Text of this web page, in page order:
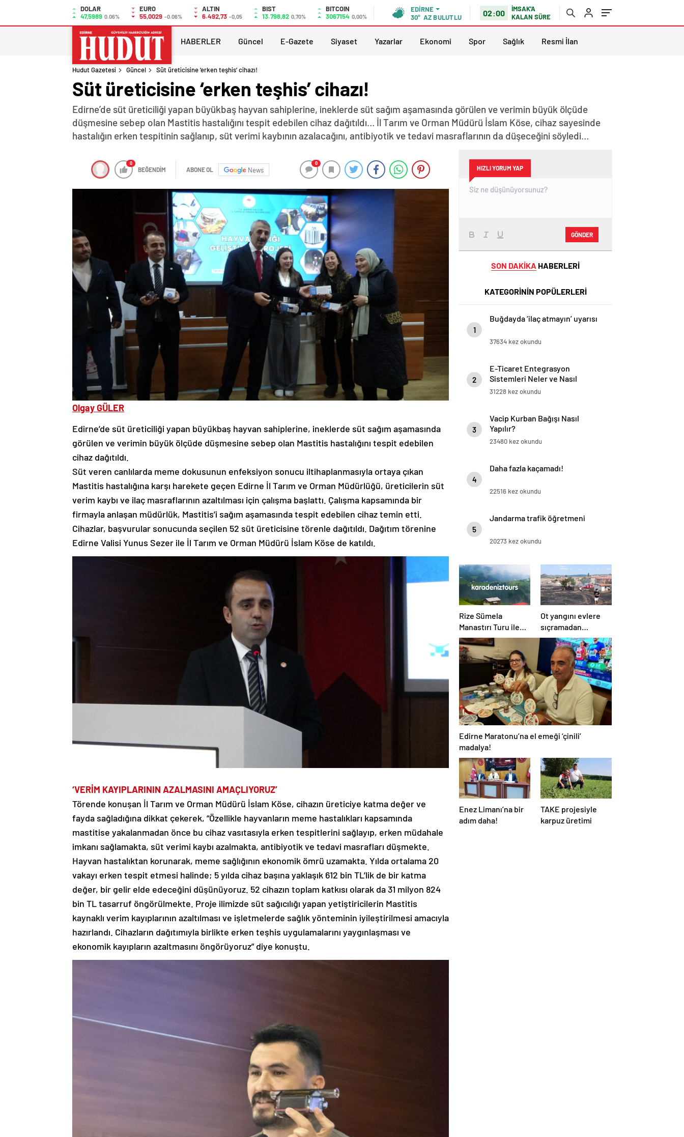
DOLAR
47,5989 0.06%
EURO
55,0029 -0.06%
ALTIN
6.492,73 -0,05
BIST
13.798,82 0,70%
BITCOIN
3067154 0,00%
EDIRNE
30° AZ BULUTLU 02:00
İMSAK'A
KALAN SÜRE
HABERLER Güncel E-Gazete Siyaset Yazarlar Ekonomi Spor Sağlık Resmi İlan
Hudut Gazetesi Güncel Süt üreticisine ‘erken teşhis’ cihazı!
Süt üreticisine ‘erken teşhis’ cihazı!
Edirne’de süt üreticiliği yapan büyükbaş hayvan sahiplerine, ineklerde süt sağım aşamasında görülen ve verimin büyük ölçüde
düşmesine sebep olan Mastitis hastalığını tespit edebilen cihaz dağıtıldı… İl Tarım ve Orman Müdürü İslam Köse, cihaz sayesinde
hastalığın erken tespitinin sağlanıp, süt verimi kaybının azalacağını, antibiyotik ve tedavi masraflarının da düşeceğini söyledi…
0
BEĞENDİM ABONE OL News
0
Olgay GÜLER
Edirne’de süt üreticiliği yapan büyükbaş hayvan sahiplerine, ineklerde süt sağım aşamasında
görülen ve verimin büyük ölçüde düşmesine sebep olan Mastitis hastalığını tespit edebilen
cihaz dağıtıldı.
Süt veren canlılarda meme dokusunun enfeksiyon sonucu iltihaplanmasıyla ortaya çıkan
Mastitis hastalığına karşı harekete geçen Edirne İl Tarım ve Orman Müdürlüğü, üreticilerin süt
verim kaybı ve ilaç masraflarının azaltılması için çalışma başlattı. Çalışma kapsamında bir
firmayla anlaşan müdürlük, Mastitis’i sağım aşamasında tespit edebilen cihaz temin etti.
Cihazlar, başvurular sonucunda seçilen 52 süt üreticisine törenle dağıtıldı. Dağıtım törenine
Edirne Valisi Yunus Sezer ile İl Tarım ve Orman Müdürü İslam Köse de katıldı.
‘VERİM KAYIPLARININ AZALMASINI AMAÇLIYORUZ’
Törende konuşan İl Tarım ve Orman Müdürü İslam Köse, cihazın üreticiye katma değer ve
fayda sağladığına dikkat çekerek, “Özellikle hayvanların meme hastalıkları kapsamında
mastitise yakalanmadan önce bu cihaz vasıtasıyla erken tespitlerini sağlayıp, erken müdahale
imkanı sağlamakta, süt verimi kaybı azalmakta, antibiyotik ve tedavi masrafları düşmekte.
Hayvan hastalıktan korunarak, meme sağlığının ekonomik ömrü uzamakta. Yılda ortalama 20
vakayı erken tespit etmesi halinde; 5 yılda cihaz başına yaklaşık 612 bin TL’lik de bir katma
değer, bir gelir elde edeceğini düşünüyoruz. 52 cihazın toplam katkısı olarak da 31 milyon 824
bin TL tasarruf öngörülmekte. Proje ilimizde süt sağıcılığı yapan yetiştiricilerin Mastitis
kaynaklı verim kayıplarının azaltılması ve işletmelerde sağlık yönteminin iyileştirilmesi amacıyla
hazırlandı. Cihazların dağıtımıyla birlikte erken teşhis uygulamalarını yaygınlaşması ve
ekonomik kayıpların azaltmasını öngörüyoruz” diye konuştu.
HIZLI YORUM YAP
GÖNDER
SON DAKİKA HABERLERİ
KATEGORİNİN POPÜLERLERİ
1
Buğdayda ‘ilaç atmayın’ uyarısı
37634 kez okundu
2
E-Ticaret Entegrasyon
Sistemleri Neler ve Nasıl
Yapılır?
31228 kez okundu
3
Vacip Kurban Bağışı Nasıl
Yapılır?
23480 kez okundu
4
Daha fazla kaçamadı!
22516 kez okundu
5
Jandarma trafik öğretmeni
20273 kez okundu
Rize Sümela
Manastırı Turu ile
Tarih ve Doğayı Bir
Arada Keşfedin
Ot yangını evlere
sıçramadan
söndürüldü!
Edirne Maratonu’na el emeği ‘çinili’
madalya!
Enez Limanı’na bir
adım daha!
TAKE projesiyle
karpuz üretimi